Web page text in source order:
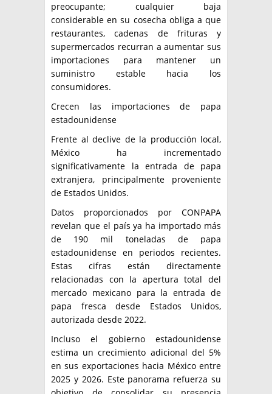
preocupante; cualquier baja
considerable en su cosecha obliga a que
restaurantes, cadenas de frituras y
supermercados recurran a aumentar sus
importaciones para mantener un
suministro estable hacia los
consumidores.
Crecen las importaciones de papa
estadounidense
Frente al declive de la producción local,
México ha incrementado
significativamente la entrada de papa
extranjera, principalmente proveniente
de Estados Unidos.
Datos proporcionados por CONPAPA
revelan que el país ya ha importado más
de 190 mil toneladas de papa
estadounidense en periodos recientes.
Estas cifras están directamente
relacionadas con la apertura total del
mercado mexicano para la entrada de
papa fresca desde Estados Unidos,
autorizada desde 2022.
Incluso el gobierno estadounidense
estima un crecimiento adicional del 5%
en sus exportaciones hacia México entre
2025 y 2026. Este panorama refuerza su